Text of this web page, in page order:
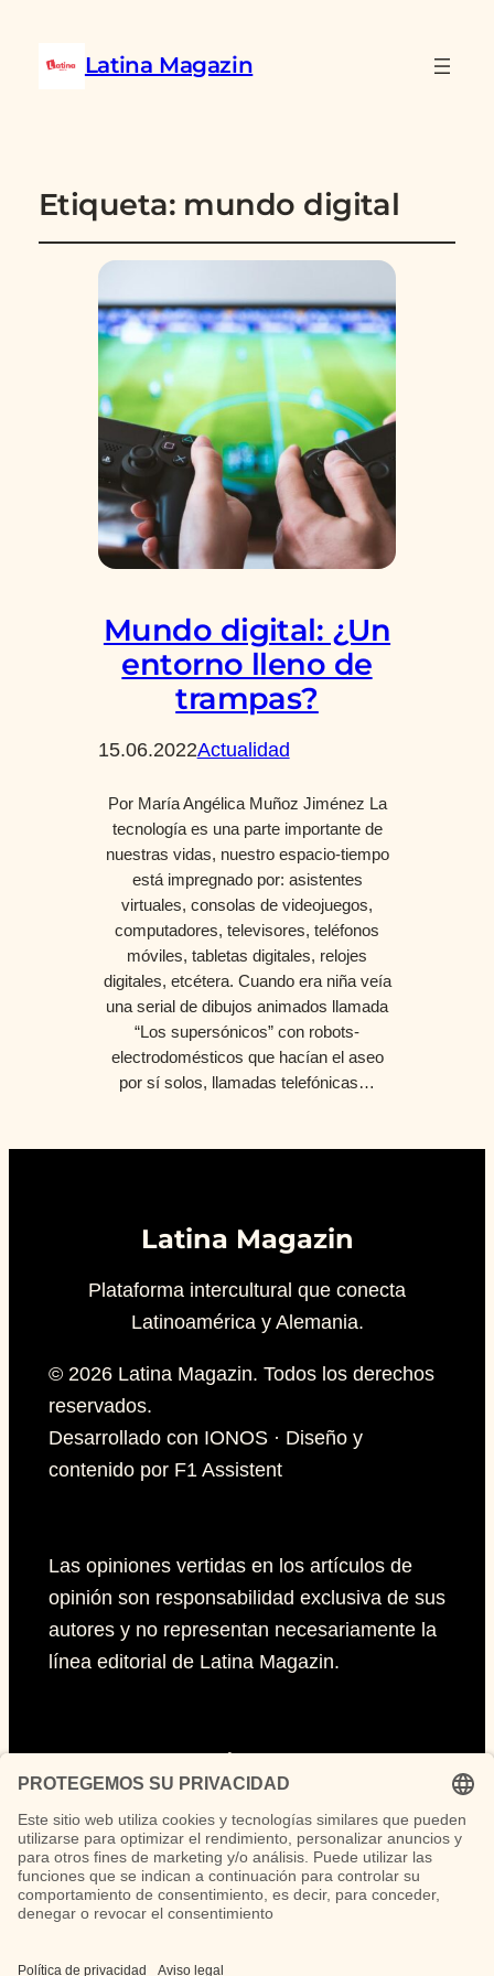
Latina Magazin
Etiqueta: mundo digital
Mundo digital: ¿Un
entorno lleno de
trampas?
15.06.2022Actualidad
Por María Angélica Muñoz Jiménez La
tecnología es una parte importante de
nuestras vidas, nuestro espacio-tiempo
está impregnado por: asistentes
virtuales, consolas de videojuegos,
computadores, televisores, teléfonos
móviles, tabletas digitales, relojes
digitales, etcétera. Cuando era niña veía
una serial de dibujos animados llamada
“Los supersónicos” con robots-
electrodomésticos que hacían el aseo
por sí solos, llamadas telefónicas…
Latina Magazin
Plataforma intercultural que conecta
Latinoamérica y Alemania.
© 2026 Latina Magazin. Todos los derechos
reservados.
Desarrollado con IONOS · Diseño y
contenido por F1 Assistent
Las opiniones vertidas en los artículos de
opinión son responsabilidad exclusiva de sus
autores y no representan necesariamente la
línea editorial de Latina Magazin.
Páginas
Impressum
Políticas de privacidad
Políticas de Cookies